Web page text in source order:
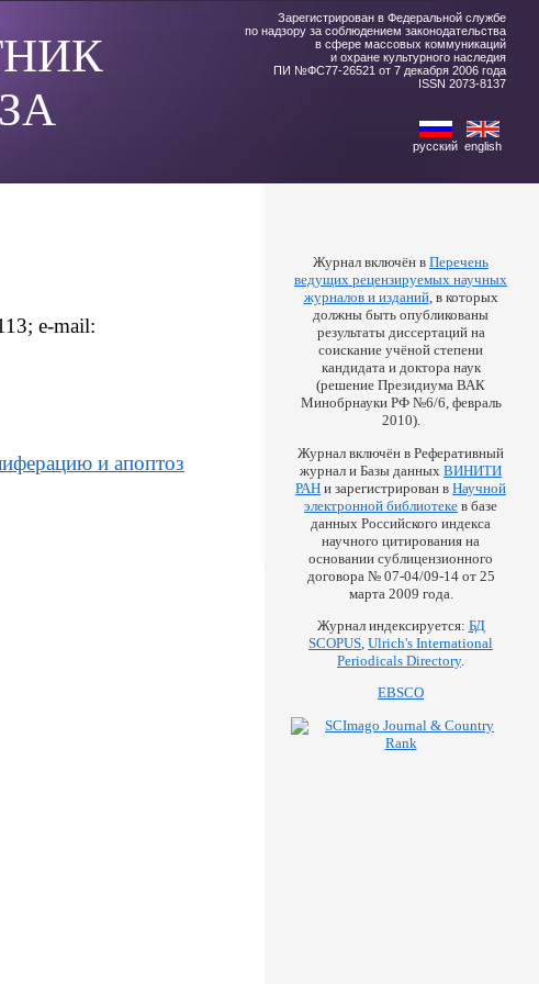
Зарегистрирован в Федеральной службе
по надзору за соблюдением законодательства
в сфере массовых коммуникаций
и охране культурного наследия
ПИ №ФС77-26521 от 7 декабря 2006 года
ISSN 2073-8137
русский english
Журнал включён в Перечень
ведущих рецензируемых научных
журналов и изданий, в которых
должны быть опубликованы
результаты диссертаций на
соискание учёной степени
кандидата и доктора наук
(решение Президиума ВАК
Минобрнауки РФ №6/6, февраль
2010).
Журнал включён в Реферативный
журнал и Базы данных ВИНИТИ
РАН и зарегистрирован в Научной
электронной библиотеке в базе
данных Российского индекса
научного цитирования на
основании сублицензионного
договора № 07-04/09-14 от 25
марта 2009 года.
Журнал индексируется: БД
SCOPUS Ulrich's International
Periodicals Directory.
EBSCO
e-mail:
и апоптоз